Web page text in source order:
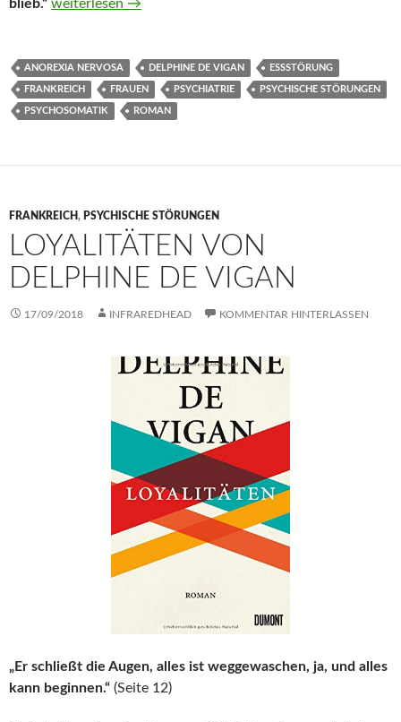
blieb.“ weiterlesen →
ANOREXIA NERVOSA DELPHINE DE VIGAN ESSSTÖRUNG
FRANKREICH FRAUEN PSYCHIATRIE PSYCHISCHE STÖRUNGEN
PSYCHOSOMATIK ROMAN
FRANKREICH, PSYCHISCHE STÖRUNGEN
LOYALITÄTEN VON
DELPHINE DE VIGAN
17/09/2018 INFRAREDHEAD KOMMENTAR HINTERLASSEN
„Er schließt die Augen, alles ist weggewaschen, ja, und alles
kann beginnen.“ (Seite 12)